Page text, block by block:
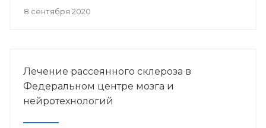
8 сентября 2020
Лечение рассеянного склероза в
Федеральном центре мозга и
нейротехнологий